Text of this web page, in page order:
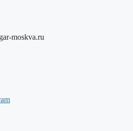
moskva.ru